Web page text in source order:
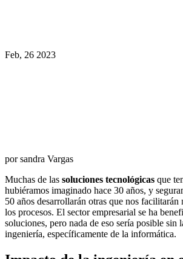
Feb, 26 2023
por sandra Vargas
Muchas de las soluciones tecnológicas que
hubiéramos imaginado hace 30 años, y
50 años desarrollarán otras que nos
los procesos. El sector empresarial se ha
soluciones, pero nada de eso sería posible sin
ingeniería, específicamente de la informática.